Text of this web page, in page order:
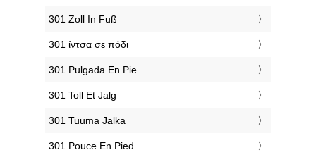
‎301 Zoll In Fuß
‎301 ίντσα σε πόδι
‎301 Pulgada En Pie
‎301 Toll Et Jalg
‎301 Tuuma Jalka
‎301 Pouce En Pied